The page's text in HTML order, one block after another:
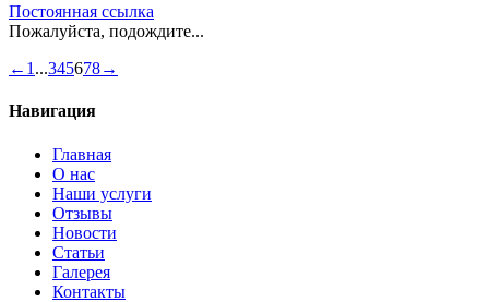
в
другое
Постоянная ссылка
Пожалуйста, подождите...
Навигация
списку
книги
← 1 ...345678→
Навигация
Главная
О нас
Наши услуги
Отзывы
Новости
Статьи
Галерея
Контакты